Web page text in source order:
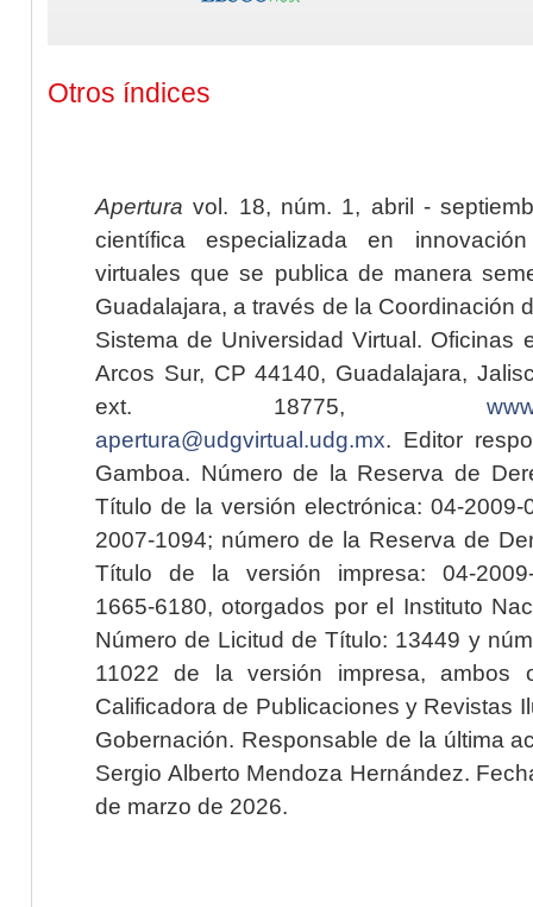
Otros índices
Apertura vol. 18, núm. 1, abril -
científica especializada en
virtuales que se publica de manera
Guadalajara, a través de la Coordinación
Sistema de Universidad Virtual. Oficinas
Arcos Sur, CP 44140, Guadalajara,
ext. 18775,
apertura@udgvirtual.udg.mx. Editor
Gamboa. Número de la Reserva de
Título de la versión electrónica: 04-2009-
2007-1094; número de la Reserva de
Título de la versión impresa: 04-2009-
1665-6180, otorgados por el Instituto
Número de Licitud de Título: 13449 y
11022 de la versión impresa, ambos
Calificadora de Publicaciones y Revistas
Gobernación. Responsable de la última
Sergio Alberto Mendoza Hernández.
de marzo de 2026.